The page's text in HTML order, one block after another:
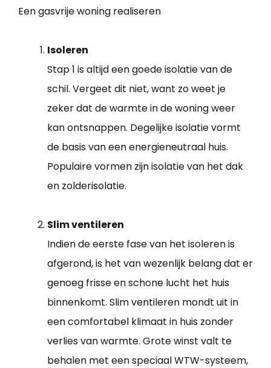
Een gasvrije woning realiseren
Isoleren
Stap 1 is altijd een goede isolatie van de
schil. Vergeet dit niet, want zo weet je
zeker dat de warmte in de woning weer
kan ontsnappen. Degelijke isolatie vormt
de basis van een energieneutraal huis.
Populaire vormen zijn isolatie van het dak
en zolderisolatie.
Slim ventileren
Indien de eerste fase van het isoleren is
afgerond, is het van wezenlijk belang dat er
genoeg frisse en schone lucht het huis
binnenkomt. Slim ventileren mondt uit in
een comfortabel klimaat in huis zonder
verlies van warmte. Grote winst valt te
behalen met een speciaal WTW-systeem,